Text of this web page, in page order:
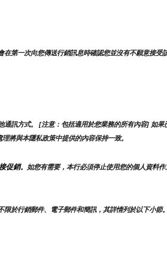
第一次向您傳送行銷訊息時確認您並沒有不願意接受
訊方式。 [注意：包括適用於您業務的所有內容] 如
將與本隱私政策中提供的內容保持一致。
促銷。如您有需要，本行必須停止使用您的個人資料
於行銷郵件、電子郵件和簡訊，其詳情列於以下小節。